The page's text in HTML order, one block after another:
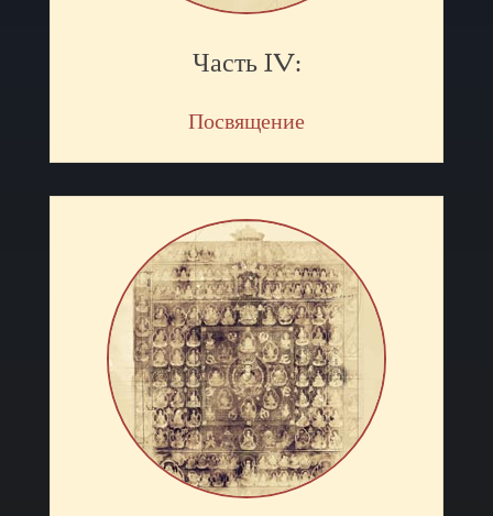
Часть IV:
Посвящение